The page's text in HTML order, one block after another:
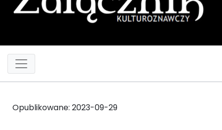
Opublikowane: 2023-09-29